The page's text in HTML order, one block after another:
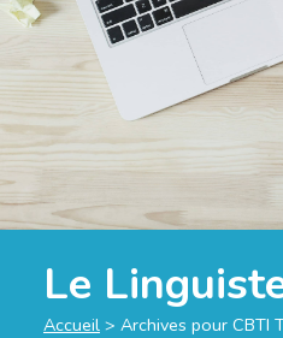
Le
Accueil > Archives pour CBTI